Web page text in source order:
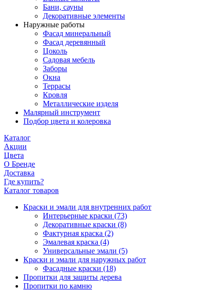
Бани, сауны
Декоративные элементы
Наружные работы
Фасад минеральный
Фасад деревянный
Цоколь
Садовая мебель
Заборы
Окна
Террасы
Кровля
Металлические изделя
Малярный инструмент
Подбор цвета и колеровка
Каталог
Акции
Цвета
О Бренде
Доставка
Где купить?
Каталог товаров
Краски и эмали для внутренних работ
Интерьерные краски (73)
Декоративные краски (8)
Фактурная краска (2)
Эмалевая краска (4)
Универсальные эмали (5)
Краски и эмали для наружных работ
Фасадные краски (18)
Пропитки для защиты дерева
Пропитки по камню